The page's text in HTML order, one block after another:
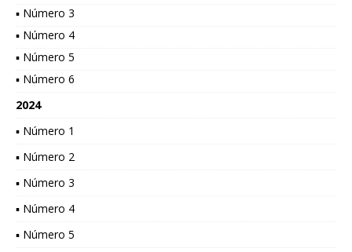
▪ Número 3
▪ Número 4
▪ Número 5
▪ Número 6
2024
▪ Número 1
▪ Número 2
▪ Número 3
▪ Número 4
▪ Número 5